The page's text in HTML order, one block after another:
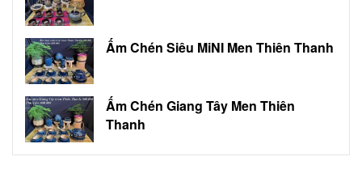
Ấm Chén Siêu MiNI Men Thiên Thanh
Ấm Chén Giang Tây Men Thiên
Thanh